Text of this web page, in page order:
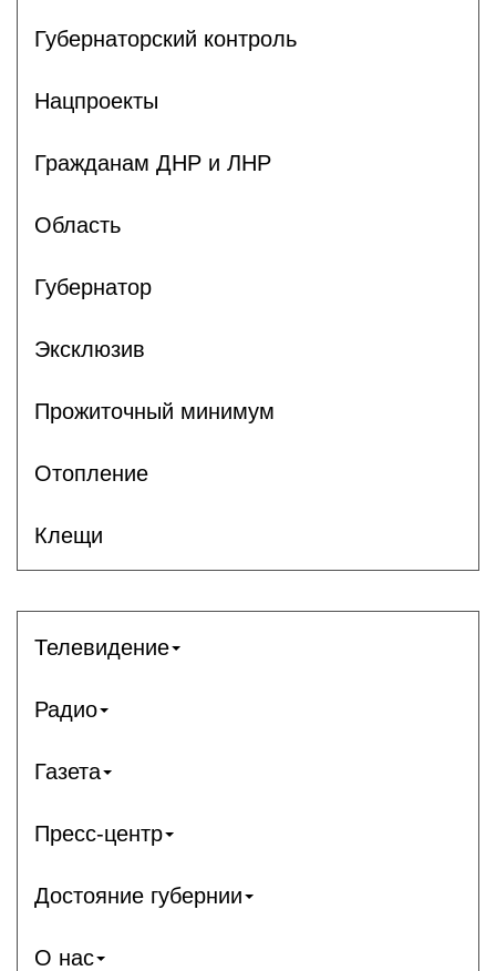
Губернаторский контроль
Нацпроекты
Гражданам ДНР и ЛНР
Область
Губернатор
Эксклюзив
Прожиточный минимум
Отопление
Клещи
Телевидение
Радио
Газета
Пресс-центр
Достояние губернии
О нас